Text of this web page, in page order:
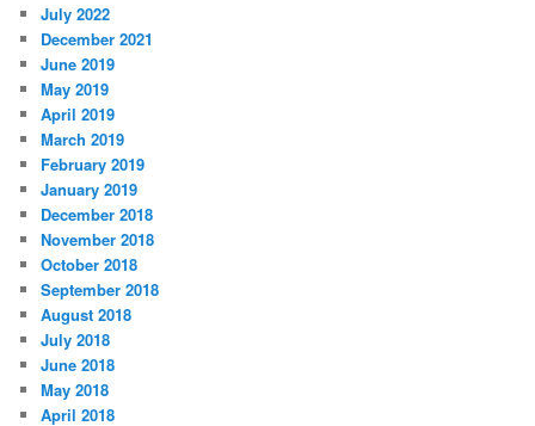
July 2022
December 2021
June 2019
May 2019
April 2019
March 2019
February 2019
January 2019
December 2018
November 2018
October 2018
September 2018
August 2018
July 2018
June 2018
May 2018
April 2018